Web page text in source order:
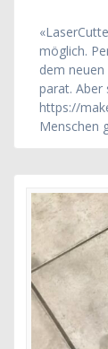
möglich.
dem
parat. Aber
https://
Menschen